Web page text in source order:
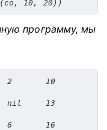
(co , 10, 20))
программу, мы